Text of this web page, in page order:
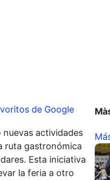
de Google
nuevas actividades
ruta gastronómica
Esta iniciativa
la feria a otro